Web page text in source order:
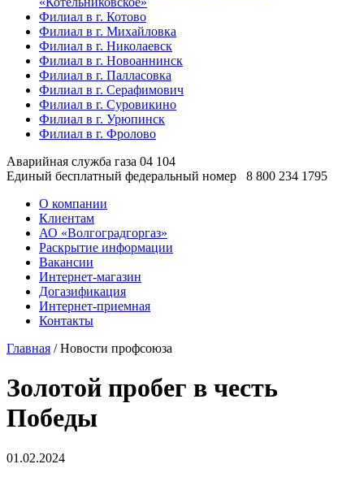
Филиал в г. Котово
Филиал в г. Михайловка
Филиал в г. Николаевск
Филиал в г. Новоаннинск
Филиал в г. Палласовка
Филиал в г. Серафимович
Филиал в г. Суровикино
Филиал в г. Урюпинск
Филиал в г. Фролово
Аварийная служба газа 04 104
Единый бесплатный федеральный номер
8 800 234 1795
О компании
Клиентам
АО «Волгоградгоргаз»
Раскрытие информации
Вакансии
Интернет-магазин
Догазификация
Интернет-приемная
Контакты
Главная / Новости профсоюза
Золотой пробег в честь
Победы
01.02.2024